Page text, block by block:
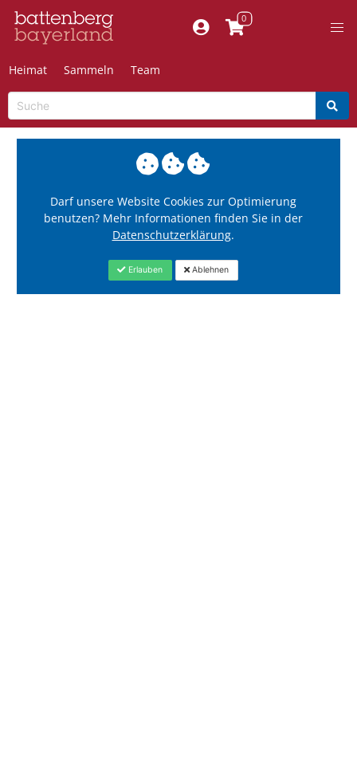
Heimat Sammeln Team
Darf unsere Website Cookies zur Optimierung
benutzen? Mehr Informationen finden Sie in der
Datenschutzerklärung.
Erlauben Ablehnen